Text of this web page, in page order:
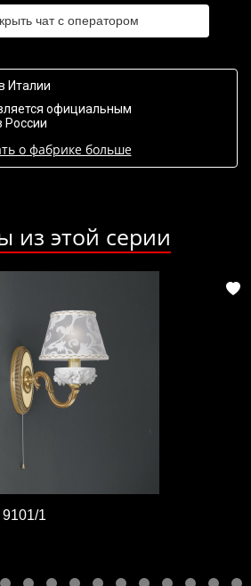
чат с оператором
Италии
официальным
России
о фабрике больше
из этой серии
1